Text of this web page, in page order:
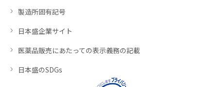
製造所固有記号
日本盛企業サイト
医薬品販売にあたっての表示義務の記載
日本盛のSDGs